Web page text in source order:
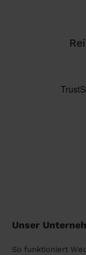
Unser
So funktioniert